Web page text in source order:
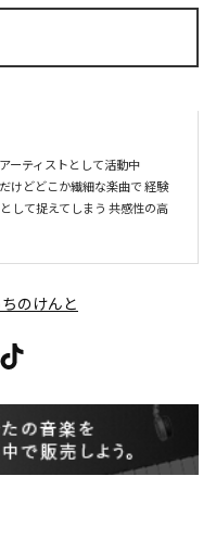
ーティストとして活動中
けどどこか繊細な楽曲で 経験
して捉えてしまう 共感性の高
ちのけんと